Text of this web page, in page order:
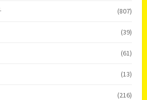
(807)
(39)
(61)
(13)
(216)